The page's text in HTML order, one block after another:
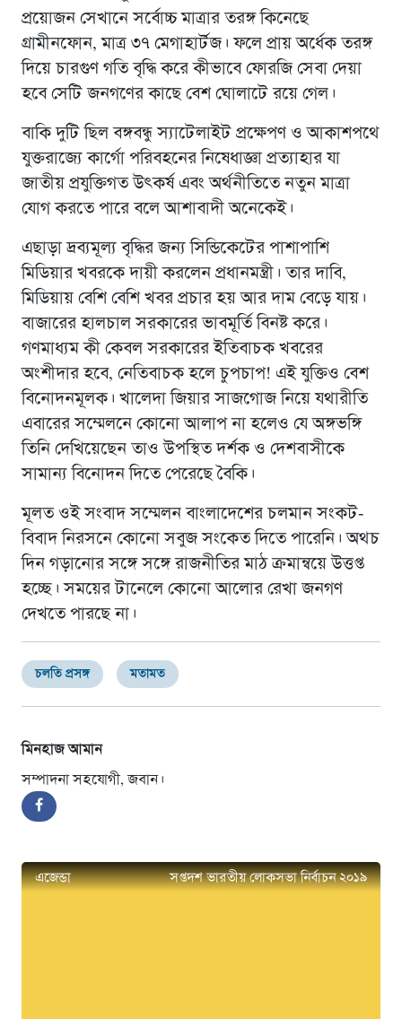
প্রয়োজন সেখানে সর্বোচ্চ মাত্রার তরঙ্গ কিনেছে
গ্রামীনফোন, মাত্র ৩৭ মেগাহার্টজ। ফলে প্রায় অর্ধেক তরঙ্গ
দিয়ে চারগুণ গতি বৃদ্ধি করে কীভাবে ফোরজি সেবা দেয়া
হবে সেটি জনগণের কাছে বেশ ঘোলাটে রয়ে গেল।
বাকি দুটি ছিল বঙ্গবন্ধু স্যাটেলাইট প্রক্ষেপণ ও আকাশপথে
যুক্তরাজ্যে কার্গো পরিবহনের নিষেধাজ্ঞা প্রত্যাহার যা
জাতীয় প্রযুক্তিগত উৎকর্ষ এবং অর্থনীতিতে নতুন মাত্রা
যোগ করতে পারে বলে আশাবাদী অনেকেই।
এছাড়া দ্রব্যমূল্য বৃদ্ধির জন্য সিন্ডিকেটের পাশাপাশি
মিডিয়ার খবরকে দায়ী করলেন প্রধানমন্ত্রী। তার দাবি,
মিডিয়ায় বেশি বেশি খবর প্রচার হয় আর দাম বেড়ে যায়।
বাজারের হালচাল সরকারের ভাবমূর্তি বিনষ্ট করে।
গণমাধ্যম কী কেবল সরকারের ইতিবাচক খবরের
অংশীদার হবে, নেতিবাচক হলে চুপচাপ! এই যুক্তিও বেশ
বিনোদনমূলক। খালেদা জিয়ার সাজগোজ নিয়ে যথারীতি
এবারের সম্মেলনে কোনাে আলাপ না হলেও যে অঙ্গভঙ্গি
তিনি দেখিয়েছেন তাও উপস্থিত দর্শক ও দেশবাসীকে
সামান্য বিনোদন দিতে পেরেছে বৈকি।
মূলত ওই সংবাদ সম্মেলন বাংলাদেশের চলমান সংকট-
বিবাদ নিরসনে কোনাে সবুজ সংকেত দিতে পারেনি। অথচ
দিন গড়ানোর সঙ্গে সঙ্গে রাজনীতির মাঠ ক্রমান্বয়ে উত্তপ্ত
হচ্ছে। সময়ের টানেলে কোনাে আলোর রেখা জনগণ
দেখতে পারছে না।
চলতি প্রসঙ্গ মতামত
মিনহাজ আমান
সম্পাদনা সহযোগী, জবান।
এজেন্ডা সপ্তদশ ভারতীয় লোকসভা নির্বাচন ২০১৯